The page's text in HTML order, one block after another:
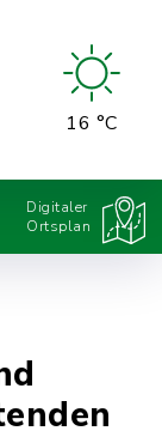
16 °C
Digitaler
Ortsplan